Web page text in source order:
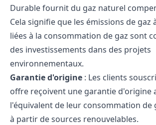
Durable fournit du gaz naturel
Cela signifie que les émissions de gaz
liées à la consommation de gaz sont
des investissements dans des projets
environnementaux.
Garantie d'origine : Les clients
offre reçoivent une garantie d'origine
l'équivalent de leur consommation de
à partir de sources renouvelables.